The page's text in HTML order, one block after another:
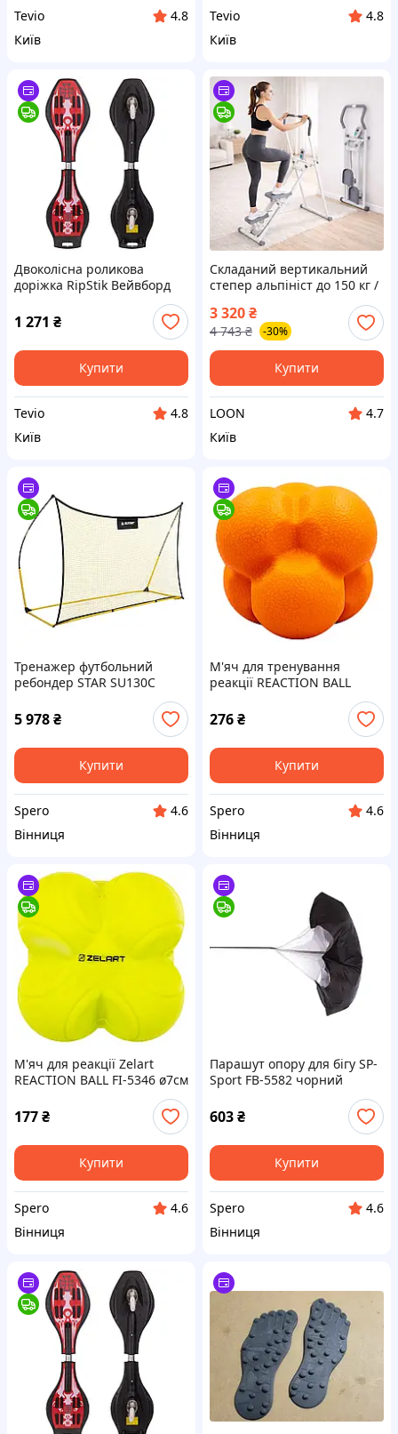
Tevio
4.8
Київ
Tevio
4.8
Київ
Двоколісна роликова
доріжка RipStik Вейвборд
SP-Sport SK-3557 чорно-біла
для тренувань
1 271 ₴
Купити
Tevio
4.8
Київ
Складаний вертикальний
степер альпініст до 150 кг /
Вертикальний тренажер /
Кардіотренажер для
схуднення / Тренажер
сходи
3 320₴
4 743 ₴ -30%
Купити
LOON
4.7
Київ
Тренажер футбольний
ребондер STAR SU130C
чорний для відпрацювання
ударів 2,44 х 1,52м
5 978₴
Купити
Spero
4.6
Вінниця
М'яч для тренування
реакції REACTION BALL
6,5см, оранжевий, для
розвитку швидкості
276₴
Купити
Spero
4.6
Вінниця
М'яч для реакції Zelart
REACTION BALL FI-5346 ø7см
Салатовий для тренувань
177₴
Купити
Spero
4.6
Вінниця
Парашут опору для бігу SP-
Sport FB-5582 чорний
140х140см для тренування
швидкості
603₴
Купити
Spero
4.6
Вінниця